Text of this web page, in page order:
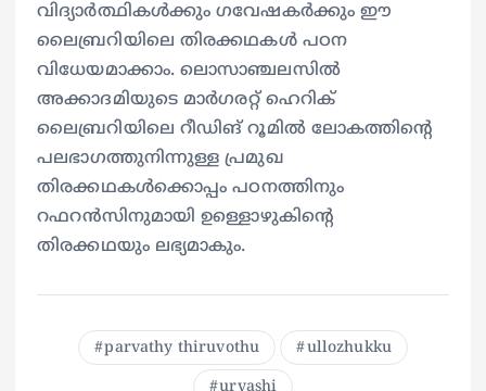
വിദ്യാർത്ഥികൾക്കും ഗവേഷകർക്കും ഈ
ലൈബ്രറിയിലെ തിരക്കഥകൾ പഠന
വിധേയമാക്കാം. ലൊസാഞ്ചലസില്‍
അക്കാദമിയുടെ മാര്‍ഗരറ്റ് ഹെറിക്
ലൈബ്രറിയിലെ റീഡിങ് റൂമില്‍ ലോകത്തിന്റെ
പലഭാഗത്തുനിന്നുള്ള പ്രമുഖ
തിരക്കഥകള്‍ക്കൊപ്പം പഠനത്തിനും
റഫറന്‍സിനുമായി ഉള്ളൊഴുകിന്റെ
തിരക്കഥയും ലഭ്യമാകും.
parvathy thiruvothu ullozhukku